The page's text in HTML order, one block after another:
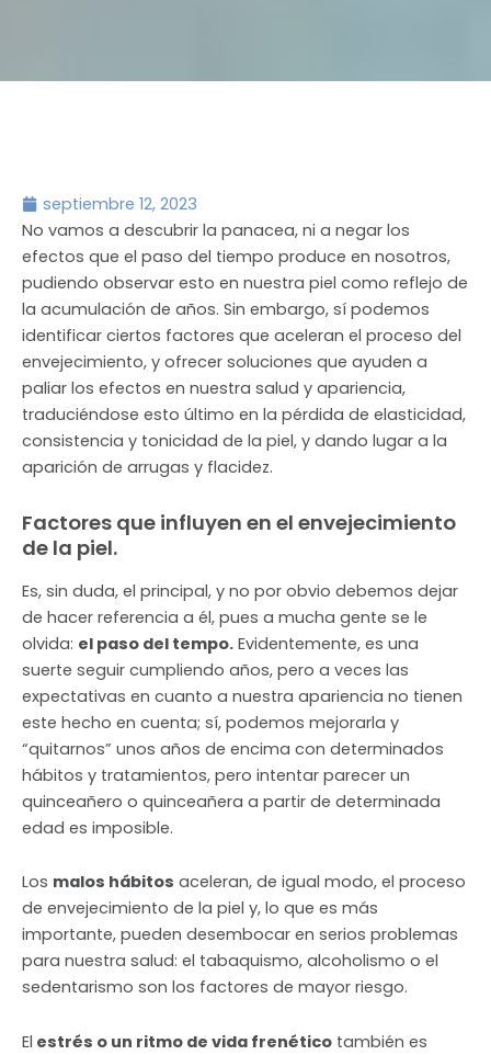
septiembre 12, 2023
No vamos a descubrir la panacea, ni a negar los
efectos que el paso del tiempo produce en nosotros,
pudiendo observar esto en nuestra piel como reflejo de
la acumulación de años. Sin embargo, sí podemos
identificar ciertos factores que aceleran el proceso del
envejecimiento, y ofrecer soluciones que ayuden a
paliar los efectos en nuestra salud y apariencia,
traduciéndose esto último en la pérdida de elasticidad,
consistencia y tonicidad de la piel, y dando lugar a la
aparición de arrugas y flacidez.
Factores que influyen en el envejecimiento
de la piel.
Es, sin duda, el principal, y no por obvio debemos dejar
de hacer referencia a él, pues a mucha gente se le
olvida: el paso del tempo. Evidentemente, es una
suerte seguir cumpliendo años, pero a veces las
expectativas en cuanto a nuestra apariencia no tienen
este hecho en cuenta; sí, podemos mejorarla y
“quitarnos” unos años de encima con determinados
hábitos y tratamientos, pero intentar parecer un
quinceañero o quinceañera a partir de determinada
edad es imposible.
Los malos hábitos aceleran, de igual modo, el proceso
de envejecimiento de la piel y, lo que es más
importante, pueden desembocar en serios problemas
para nuestra salud: el tabaquismo, alcoholismo o el
sedentarismo son los factores de mayor riesgo.
El estrés o un ritmo de vida frenético también es